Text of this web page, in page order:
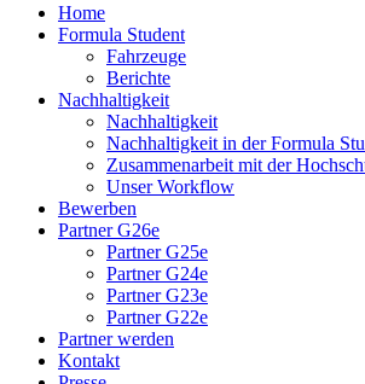
Home
Formula Student
Fahrzeuge
Berichte
Nachhaltigkeit
Nachhaltigkeit
Nachhaltigkeit in der Formula
Zusammenarbeit mit der
Unser Workflow
Bewerben
Partner G26e
Partner G25e
Partner G24e
Partner G23e
Partner G22e
Partner werden
Kontakt